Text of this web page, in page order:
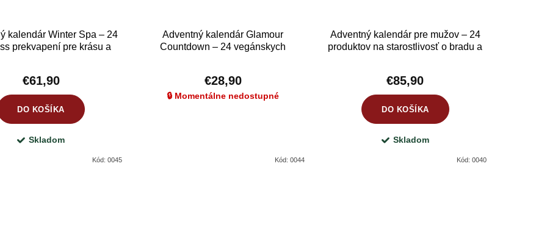
kalendár Winter Spa – 24
prekvapení pre krásu a
€61,90
DO KOŠÍKA
Skladom
Kód:0045
Adventný kalendár Glamour
Countdown – 24 vegánskych
€28,90
🔒 Momentálne nedostupné
Kód: 0044
Adventný kalendár pre mužov – 24
produktov na starostlivosť o bradu a
€85,90
DO KOŠÍKA
Skladom
Kód: 0040